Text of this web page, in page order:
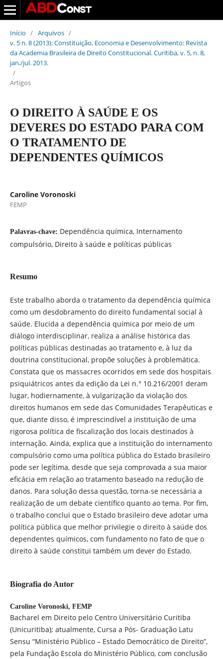
Início / Arquivos /
v. 5 n. 8 (2013): Constituição, Economia e Desenvolvimento: Revista
da Academia Brasileira de Direito Constitucional. Curitiba, v. 5, n. 8,
jan./jul. 2013.
/
Artigos
O DIREITO À SAÚDE E OS
DEVERES DO ESTADO PARA COM
O TRATAMENTO DE
DEPENDENTES QUÍMICOS
Caroline Voronoski
FEMP
Palavras-chave: Dependência química, Internamento
compulsório, Direito à saúde e políticas públicas
Resumo
Este trabalho aborda o tratamento da dependência química
como um desdobramento do direito fundamental social à
saúde. Elucida a dependência química por meio de um
diálogo interdisciplinar, realiza a análise histórica das
políticas públicas destinadas ao tratamento e, à luz da
doutrina constitucional, propõe soluções à problemática.
Constata que os massacres ocorridos em sede dos hospitais
psiquiátricos antes da edição da Lei n.° 10.216/2001 deram
lugar, hodiernamente, à vulgarização da violação dos
direitos humanos em sede das Comunidades Terapêuticas e
que, diante disso, é imprescindível a instituição de uma
rigorosa política de fiscalização dos locais destinados à
internação. Ainda, explica que a instituição do internamento
compulsório como uma política pública do Estado brasileiro
pode ser legítima, desde que seja comprovada a sua maior
eficácia em relação ao tratamento baseado na redução de
danos. Para solução dessa questão, torna-se necessária a
realização de um debate científico quanto ao tema. Por fim,
o trabalho conclui que o Estado brasileiro deve adotar uma
política pública que melhor privilegie o direito à saúde dos
dependentes químicos, com fundamento no fato de que o
direito à saúde constitui também um dever do Estado.
Biografia do Autor
Caroline Voronoski, FEMP
Bacharel em Direito pelo Centro Universitário Curitiba
(Unicuritiba); atualmente, Cursa a Pós- Graduação Latu
Sensu “Ministério Público – Estado Democrático de Direito”,
pela Fundação Escola do Ministério Público, com conclusão